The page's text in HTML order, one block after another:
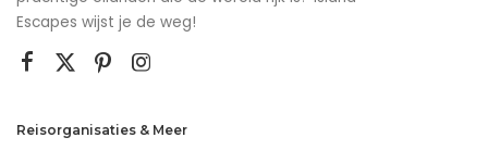
Escapes wijst je de weg!
Reisorganisaties & Meer